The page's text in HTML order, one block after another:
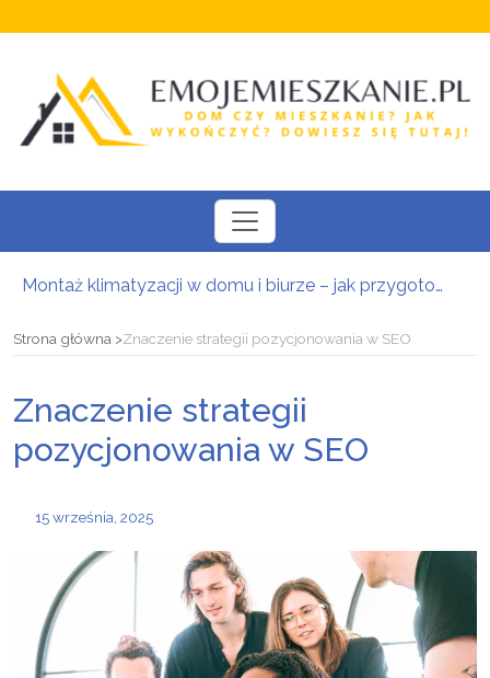
Montaż klimatyzacji w domu i biurze – jak przygotować się do instalacji i wybrać odpowiedni system?
Strona główna Znaczenie strategii pozycjonowania w SEO
Znaczenie strategii
pozycjonowania w SEO
15 września, 2025